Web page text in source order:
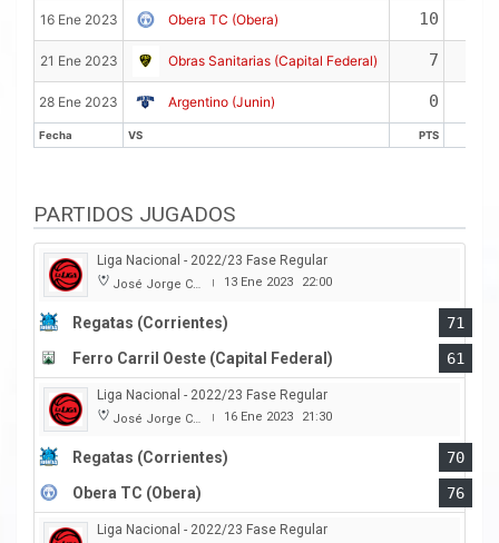
Fecha VS PTS
16 Ene 2023 Obera TC (Obera) 10
21 Ene 2023 Obras Sanitarias (Capital Federal) 7
28 Ene 2023 Argentino (Junin) 0
Fecha VS PTS
PARTIDOS JUGADOS
Liga Nacional - 2022/23 Fase Regular
José Jorge Contte | 13 Ene 2023 22:00
Regatas (Corrientes)
71
Ferro Carril Oeste (Capital Federal)
61
Liga Nacional - 2022/23 Fase Regular
José Jorge Contte | 16 Ene 2023 21:30
Regatas (Corrientes)
70
Obera TC (Obera)
76
Liga Nacional - 2022/23 Fase Regular